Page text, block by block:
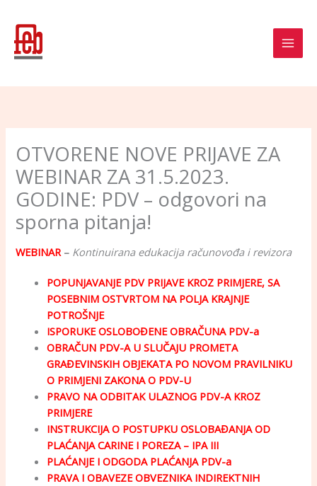
content
OTVORENE NOVE PRIJAVE ZA
WEBINAR ZA 31.5.2023.
GODINE: PDV – odgovori na
sporna pitanja!
WEBINAR – Kontinuirana edukacija računovođa i revizora
POPUNJAVANJE PDV PRIJAVE KROZ PRIMJERE, SA
POSEBNIM OSTVRTOM NA POLJA KRAJNJE
POTROŠNJE
ISPORUKE OSLOBOĐENE OBRAČUNA PDV-a
OBRAČUN PDV-A U SLUČAJU PROMETA
GRAĐEVINSKIH OBJEKATA PO NOVOM PRAVILNIKU
O PRIMJENI ZAKONA O PDV-U
PRAVO NA ODBITAK ULAZNOG PDV-A KROZ
PRIMJERE
INSTRUKCIJA O POSTUPKU OSLOBAĐANJA OD
PLAĆANJA CARINE I POREZA – IPA III
PLAĆANJE I ODGODA PLAĆANJA PDV-a
PRAVA I OBAVEZE OBVEZNIKA INDIREKTNIH